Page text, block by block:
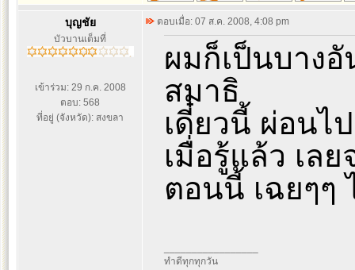
บุญชัย
บัวบานเต็มที่
เข้าร่วม: 29 ก.ค. 2008
ตอบ: 568
ที่อยู่ (จังหวัด): สงขลา
ตอบเมื่อ: 07 ส.ค. 2008, 4:08 pm
ผมก็เป็นบาง
สมาธิ
เดี๋ยวนี้ ผ่อนไ
เมื่อรู้แล้ว เล
ตอนนี้ เฉยๆๆ
ทำดีทุกทุกวัน